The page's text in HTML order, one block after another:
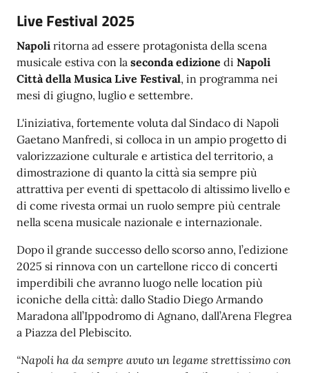
Live Festival 2025
Napoli ritorna ad essere protagonista della scena
musicale estiva con la seconda edizione di Napoli
Città della Musica Live Festival, in programma nei
mesi di giugno, luglio e settembre.
L'iniziativa, fortemente voluta dal Sindaco di Napoli
Gaetano Manfredi, si colloca in un ampio progetto di
valorizzazione culturale e artistica del territorio, a
dimostrazione di quanto la città sia sempre più
attrattiva per eventi di spettacolo di altissimo livello e
di come rivesta ormai un ruolo sempre più centrale
nella scena musicale nazionale e internazionale.
Dopo il grande successo dello scorso anno, l’edizione
2025 si rinnova con un cartellone ricco di concerti
imperdibili che avranno luogo nelle location più
iconiche della città: dallo Stadio Diego Armando
Maradona all’Ippodromo di Agnano, dall’Arena Flegrea
a Piazza del Plebiscito.
“Napoli ha da sempre avuto un legame strettissimo con